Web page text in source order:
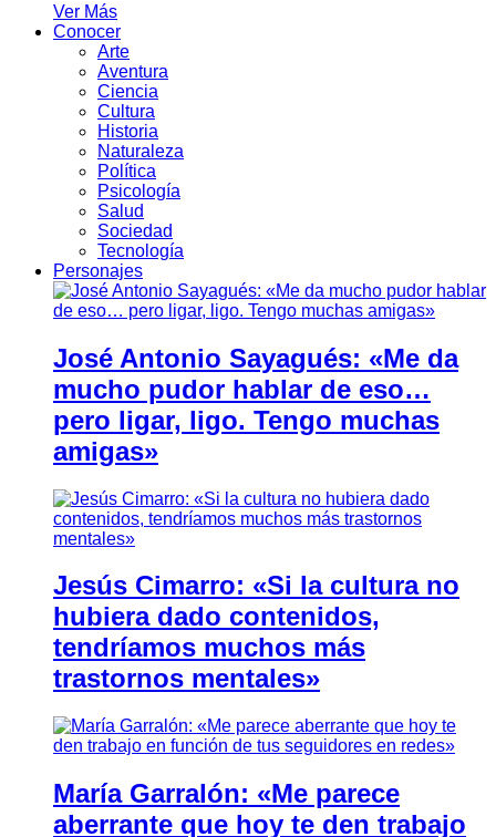
Ver Más
Conocer
Arte
Aventura
Ciencia
Cultura
Historia
Naturaleza
Política
Psicología
Salud
Sociedad
Tecnología
Personajes
José Antonio Sayagués: «Me da
mucho pudor hablar de eso…
pero ligar, ligo. Tengo muchas
amigas»
Jesús Cimarro: «Si la cultura no
hubiera dado contenidos,
tendríamos muchos más
trastornos mentales»
María Garralón: «Me parece
aberrante que hoy te den trabajo